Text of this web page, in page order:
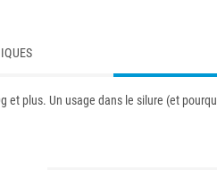
et plus. Un usage dans le silure (et